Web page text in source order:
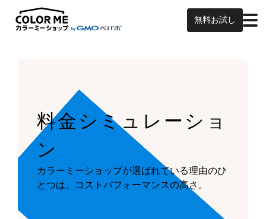
無料お試し
料金シミュレーショ
ン
カラーミーショップが選ばれている理由のひ
とつは、 コストパフォーマンスの高さ。